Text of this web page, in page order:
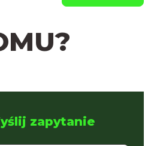
zapytanie